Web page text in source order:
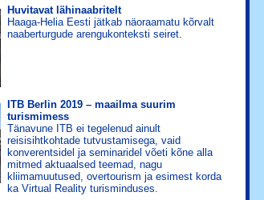
Huvitavat lähinaabritelt
Haaga-Helia Eesti jätkab näoraamatu kõrvalt
naaberturgude arengukonteksti seiret.
ITB Berlin 2019 – maailma suurim
turismimess
Tänavune ITB ei tegelenud ainult
reisisihtkohtade tutvustamisega, vaid
konverentsidel ja seminaridel võeti kõne alla
mitmed aktuaalsed teemad, nagu
kliimamuutused, overtourism ja esimest korda
ka Virtual Reality turisminduses.